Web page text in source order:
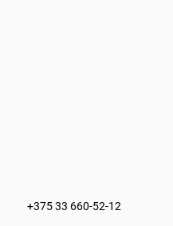
+375 33 660-52-12